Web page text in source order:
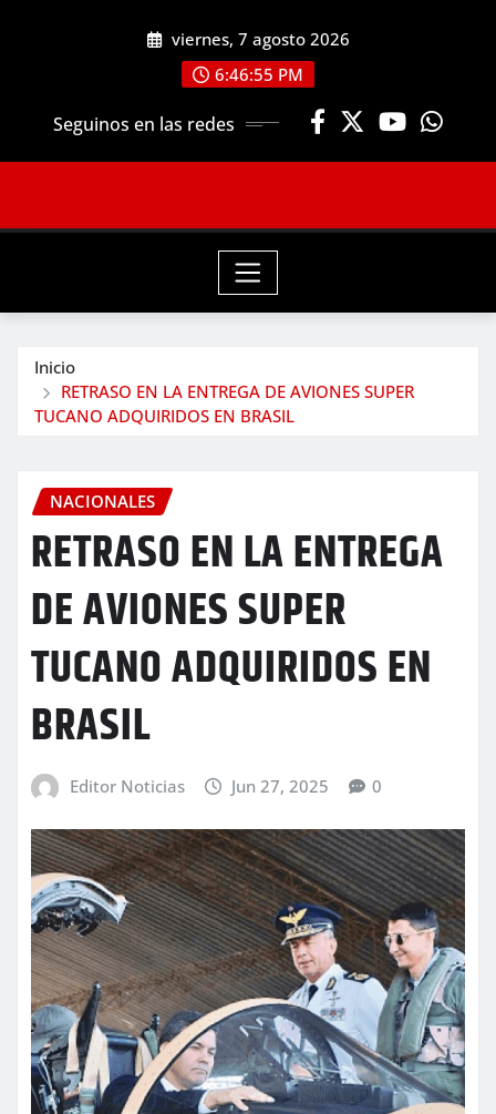
viernes, 7 agosto 2026
6:46:56 PM
Seguinos en las redes
Inicio
RETRASO EN LA ENTREGA DE AVIONES SUPER
TUCANO ADQUIRIDOS EN BRASIL
NACIONALES
RETRASO EN LA ENTREGA
DE AVIONES SUPER
TUCANO ADQUIRIDOS EN
BRASIL
Editor Noticias Jun 27, 2025 0